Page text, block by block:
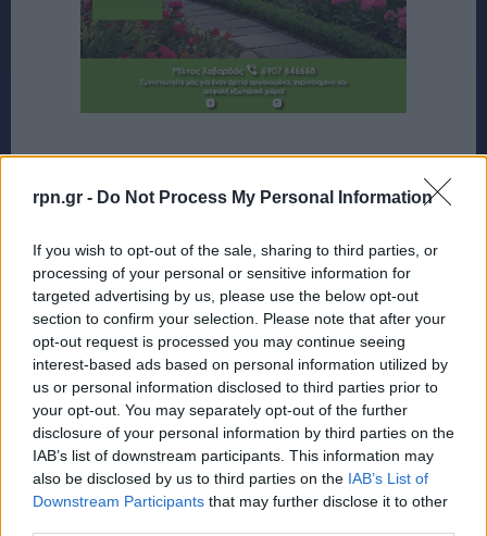
rpn.gr - Do Not Process My Personal Information
If you wish to opt-out of the sale, sharing to third parties, or
processing of your personal or sensitive information for
targeted advertising by us, please use the below opt-out
section to confirm your selection. Please note that after your
opt-out request is processed you may continue seeing
interest-based ads based on personal information utilized by
us or personal information disclosed to third parties prior to
your opt-out. You may separately opt-out of the further
disclosure of your personal information by third parties on the
IAB’s list of downstream participants. This information may
also be disclosed by us to third parties on the IAB’s List of
Downstream Participants that may further disclose it to other